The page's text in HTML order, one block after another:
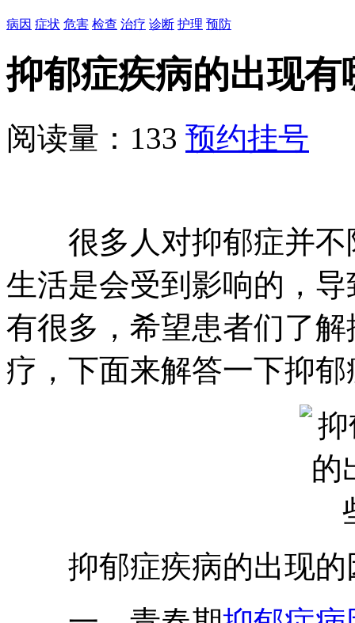
病因 症状 危害 检查 治疗 诊断 护理 预防
抑郁症疾病的出现有
阅读量：133 预约挂号
很多人对抑郁症并不
生活是会受到影响的，
有很多，希望患者们了
疗，下面来解答一下抑
抑郁症疾病的出现的